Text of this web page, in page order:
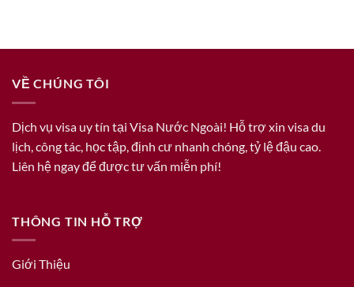
VỀ CHÚNG TÔI
Dịch vụ visa uy tín tại Visa Nước Ngoài! Hỗ trợ xin visa du
lịch, công tác, học tập, định cư nhanh chóng, tỷ lệ đậu cao.
Liên hệ ngay để được tư vấn miễn phí!
THÔNG TIN HỖ TRỢ
Giới Thiệu